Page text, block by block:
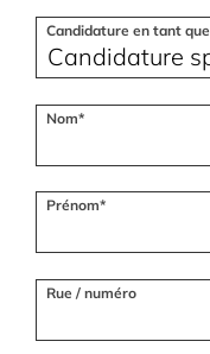
Candidature en tant que
Nom*
Prénom*
Rue / numéro